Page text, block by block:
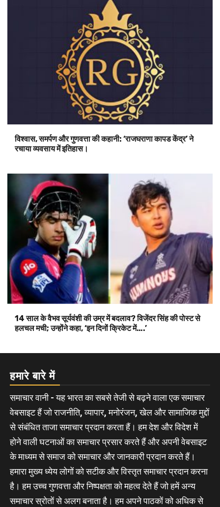
विश्वास, समर्पण और गुणवत्ता की कहानी: ‘राजघराणा कापड केंद्र’ ने
रचाया व्यवसाय में इतिहास।
14 साल के वैभव सूर्यवंशी की उम्र में बदलाव? विजेंदर सिंह की पोस्ट से
हलचल मची; उन्होंने कहा, ‘इन दिनों क्रिकेट में….’
हमारे बारे में
समाचार वानी - यह भारत का सबसे तेजी से बढ़ने वाला एक समाचार
वेबसाइट हैं जो राजनीति, व्यापार, मनोरंजन, खेल और सामाजिक मुद्दों
से संबंधित ताजा समाचार प्रदान करता हैं। हम देश और विदेश में
होने वाली घटनाओं का समाचार प्रसार करते हैं और अपनी वेबसाइट
के माध्यम से समाज को समाचार और जानकारी प्रदान करते हैं।
हमारा मुख्य ध्येय लोगों को सटीक और विस्तृत समाचार प्रदान करना
है। हम उच्च गुणवत्ता और निष्पक्षता को महत्व देते हैं जो हमें अन्य
समाचार स्रोतों से अलग बनाता है। हम अपने पाठकों को अधिक से